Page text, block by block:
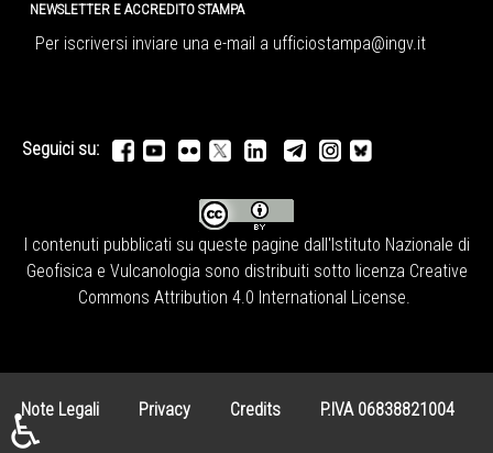
NEWSLETTER E ACCREDITO STAMPA
Per iscriversi inviare una e-mail a ufficiostampa@ingv.it
Seguici su:
I contenuti pubblicati su queste pagine dall' Istituto Nazionale di
Geofisica e Vulcanologia sono distribuiti sotto licenza Creative
Commons Attribution 4.0 International License.
Note Legali Privacy Credits P.IVA 06838821004